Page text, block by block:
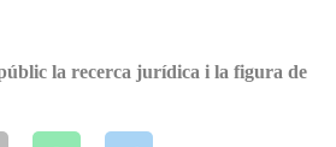
la recerca jurídica i la figura de